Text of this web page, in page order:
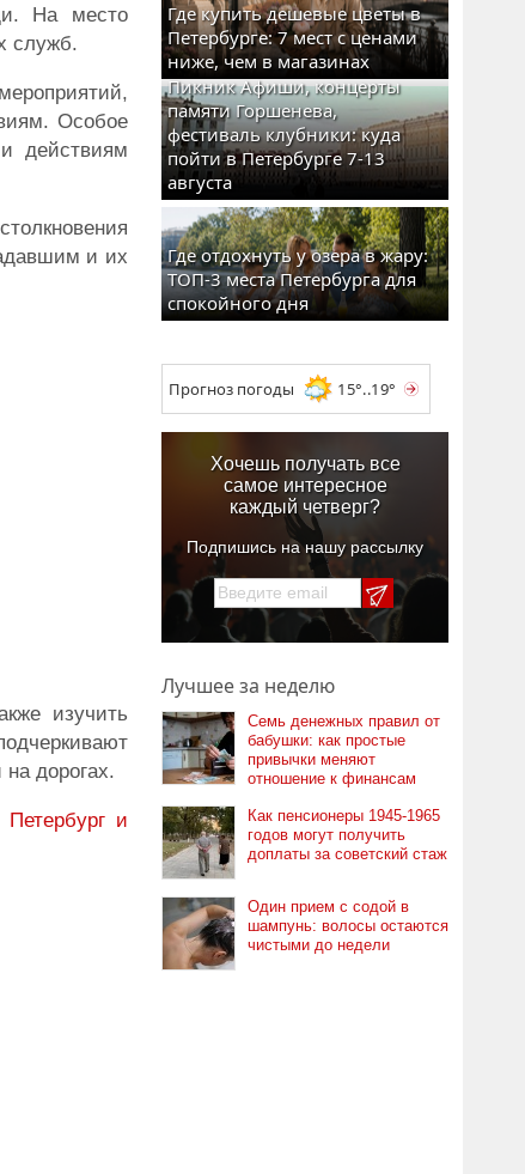
На место
служб.
Особое
действиям
и их
изучить
дорогах.
Петербург и
Где купить дешевые цветы в
Петербурге: 7 мест с ценами
ниже, чем в магазинах
Пикник Афиши, концерты
памяти Горшенева,
фестиваль клубники: куда
пойти в Петербурге 7-13
августа
Где отдохнуть у озера в жару:
ТОП-3 места Петербурга для
спокойного дня
Прогноз погоды 15°..19°
Хочешь получать все
самое интересное
каждый четверг?
Подпишись на нашу рассылку
Лучшее за неделю
Семь денежных правил от
бабушки: как простые
привычки меняют
отношение к финансам
Как пенсионеры 1945-1965
годов могут получить
доплаты за советский стаж
Один прием с содой в
шампунь: волосы остаются
чистыми до недели